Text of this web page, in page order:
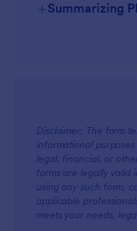
For Managers
For Teams
+Summarizing
Disclaimer: The form
informational
legal, financial, or
forms are legally valid
using any such form,
applicable
meets your needs,